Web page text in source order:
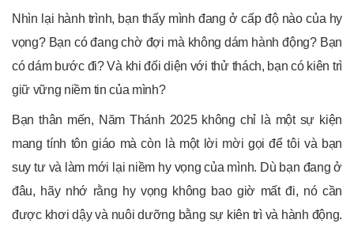
Nhìn lại hành trình, bạn thấy mình đang ở cấp độ nào của hy
vọng? Bạn có đang chờ đợi mà không dám hành động? Bạn
có dám bước đi? Và khi đối diện với thử thách, bạn có kiên trì
giữ vững niềm tin của mình?
Bạn thân mến, Năm Thánh 2025 không chỉ là một sự kiện
mang tính tôn giáo mà còn là một lời mời gọi để tôi và bạn
suy tư và làm mới lại niềm hy vọng của mình. Dù bạn đang ở
đâu, hãy nhớ rằng hy vọng không bao giờ mất đi, nó cần
được khơi dậy và nuôi dưỡng bằng sự kiên trì và hành động.